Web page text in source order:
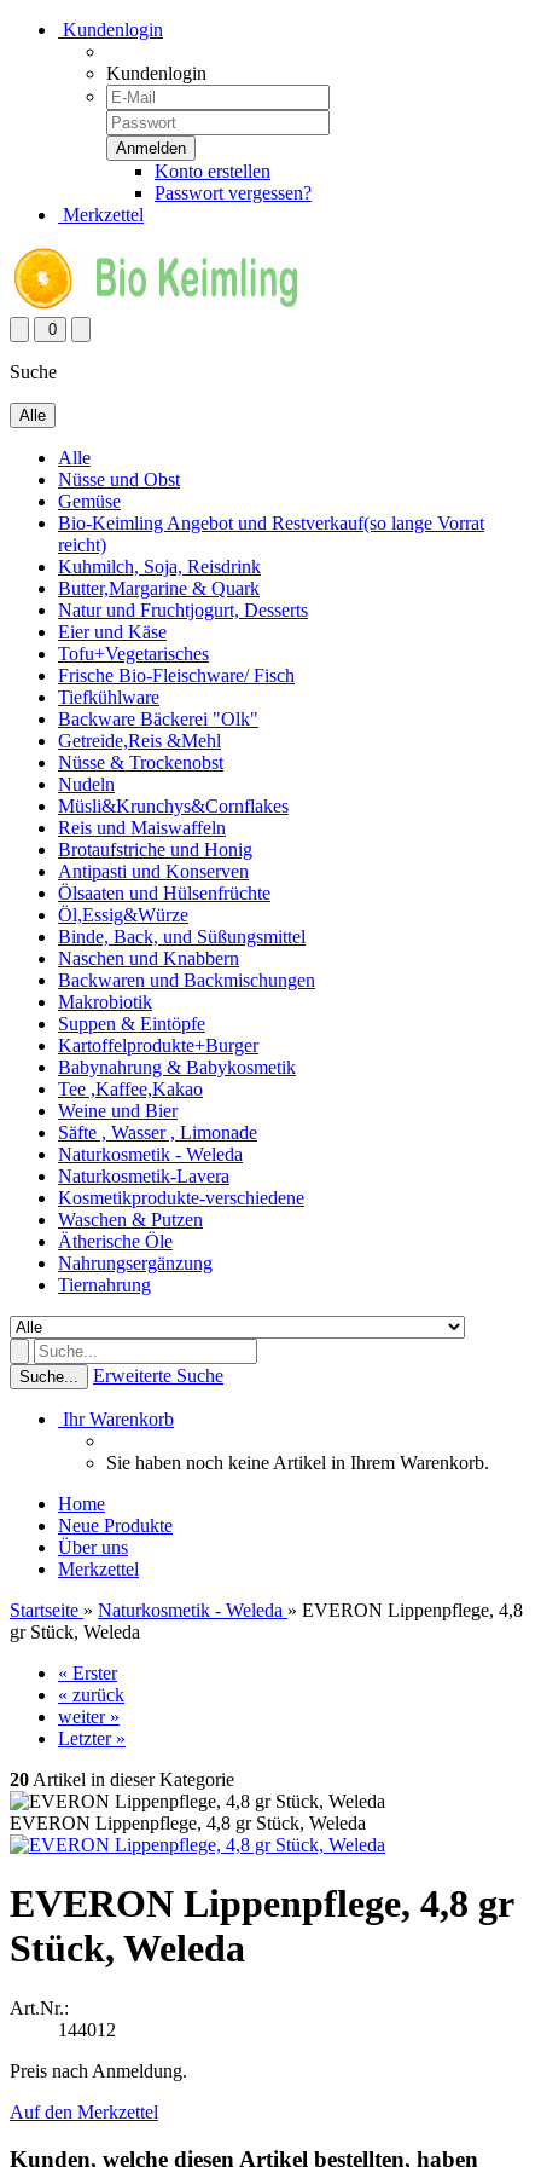
Kundenlogin
Kundenlogin
Konto erstellen
Passwort vergessen?
Merkzettel
0
Suche
Alle
Alle
Nüsse und Obst
Gemüse
Bio-Keimling Angebot und Restverkauf(so lange Vorrat
reicht)
Kuhmilch, Soja, Reisdrink
Butter,Margarine & Quark
Natur und Fruchtjogurt, Desserts
Eier und Käse
Tofu+Vegetarisches
Frische Bio-Fleischware/ Fisch
Tiefkühlware
Backware Bäckerei "Olk"
Getreide,Reis &Mehl
Nüsse & Trockenobst
Nudeln
Müsli&Krunchys&Cornflakes
Reis und Maiswaffeln
Brotaufstriche und Honig
Antipasti und Konserven
Ölsaaten und Hülsenfrüchte
Öl,Essig&Würze
Binde, Back, und Süßungsmittel
Naschen und Knabbern
Backwaren und Backmischungen
Makrobiotik
Suppen & Eintöpfe
Kartoffelprodukte+Burger
Babynahrung & Babykosmetik
Tee ,Kaffee,Kakao
Weine und Bier
Säfte , Wasser , Limonade
Naturkosmetik - Weleda
Naturkosmetik-Lavera
Kosmetikprodukte-verschiedene
Waschen & Putzen
Ätherische Öle
Nahrungsergänzung
Tiernahrung
Suche... Erweiterte Suche
Ihr Warenkorb
Sie haben noch keine Artikel in Ihrem Warenkorb.
Home
Neue Produkte
Über uns
Merkzettel
Startseite » Naturkosmetik - Weleda » EVERON Lippenpflege, 4,8
gr Stück, Weleda
« Erster
« zurück
weiter »
Letzter »
20 Artikel in dieser Kategorie
EVERON Lippenpflege, 4,8 gr Stück, Weleda
EVERON Lippenpflege, 4,8 gr
Stück, Weleda
Art.Nr.:
144012
Preis nach Anmeldung.
Auf den Merkzettel
Kunden, welche diesen Artikel bestellten, haben